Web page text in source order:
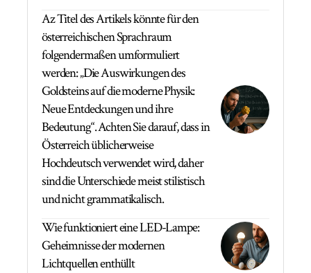
Az Titel des Artikels könnte für den
österreichischen Sprachraum
folgendermaßen umformuliert
werden: „Die Auswirkungen des
Goldsteins auf die moderne Physik:
Neue Entdeckungen und ihre
Bedeutung“. Achten Sie darauf, dass in
Österreich üblicherweise
Hochdeutsch verwendet wird, daher
sind die Unterschiede meist stilistisch
und nicht grammatikalisch.
Wie funktioniert eine LED-Lampe:
Geheimnisse der modernen
Lichtquellen enthüllt